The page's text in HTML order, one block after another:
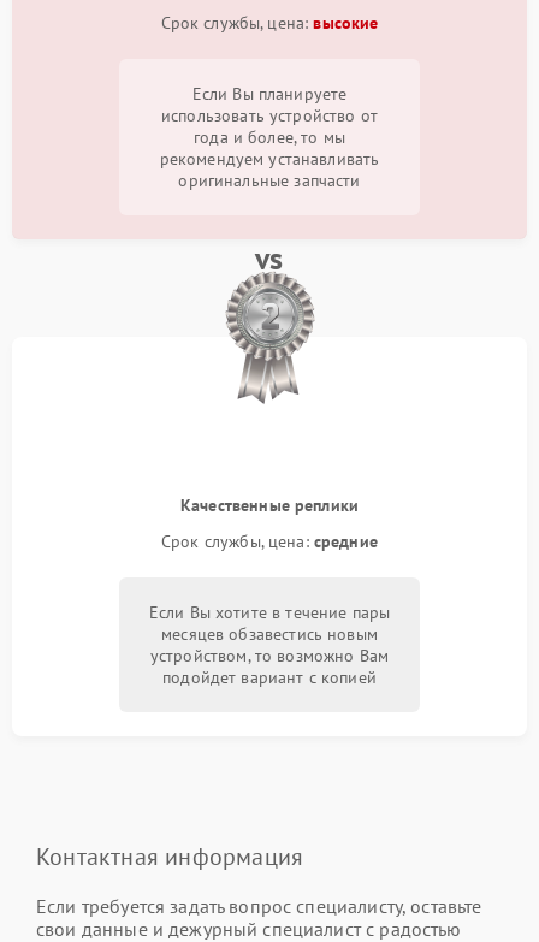
Срок службы, цена:высокие
Если Вы планируете
использовать устройство от
года и более, то мы
рекомендуем устанавливать
оригинальные запчасти
vs
Качественные реплики
Срок службы, цена: средние
Если Вы хотите в течение пары
месяцев обзавестись новым
устройством, то возможно Вам
подойдет вариант с копией
Контактная информация
Если требуется задать вопрос специалисту, оставьте
свои данные и дежурный специалист с радостью